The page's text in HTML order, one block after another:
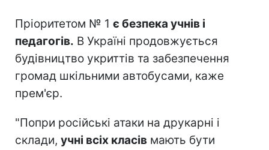
Пріоритетом № 1 є безпека учнів і
педагогів. В Україні продовжується
будівництво укриттів та забезпечення
громад шкільними автобусами, каже
прем'єр.
"Попри російські атаки на друкарні і
склади, учні всіх класів мають бути